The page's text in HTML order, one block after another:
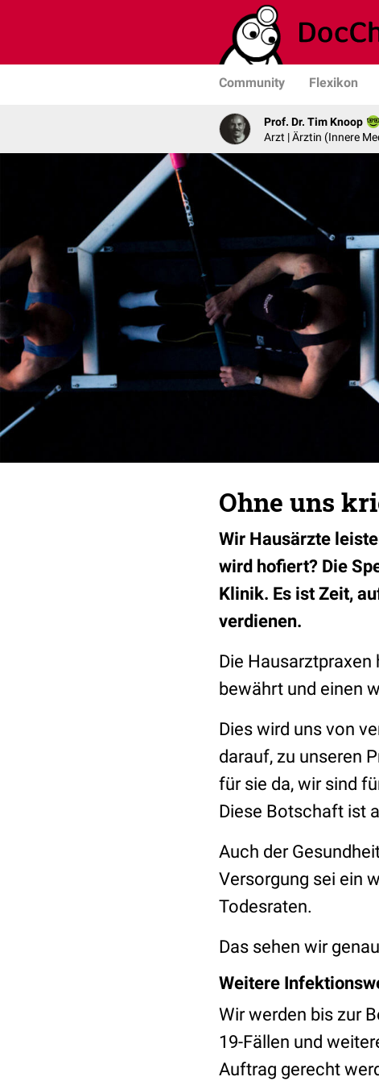
Community Flexikon
Prof. Dr. Tim Knoop
Arzt | Ärztin (Innere
Ohne uns
Wir Hausärzte
wird hofiert? Die
Klinik. Es ist Zeit,
verdienen.
Die Hausarztpraxen
bewährt und einen
Dies wird uns von
darauf, zu unseren
für sie da, wir sind
Diese Botschaft ist
Auch der
Versorgung sei ein
Todesraten.
Das sehen wir
Weitere
Wir werden bis zur
19-Fällen und
Auftrag gerecht